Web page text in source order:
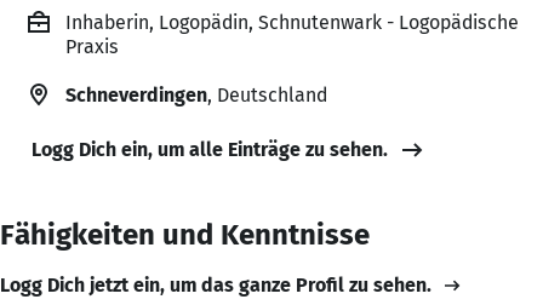
Inhaberin, Logopädin, Schnutenwark - Logopädische
Praxis
Schneverdingen, Deutschland
Logg Dich ein, um alle Einträge zu sehen.
Fähigkeiten und Kenntnisse
Logg Dich jetzt ein, um das ganze Profil zu sehen.